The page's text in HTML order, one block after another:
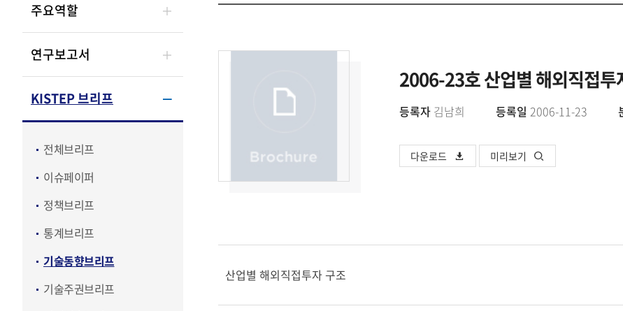
주요역할
연구보고서
KISTEP 브리프
전체브리프
이슈페이퍼
정책브리프
통계브리프
기술동향브리프
기술주권브리프
2006-23호 산업별 해외직접투
등록자 김남희 등록일 2006-11-23
다운로드 미리보기
산업별 해외직접투자 구조